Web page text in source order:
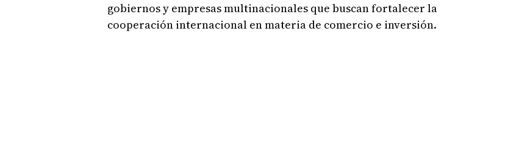
gobiernos y empresas multinacionales que buscan fortalecer la
cooperación internacional en materia de comercio e inversión.